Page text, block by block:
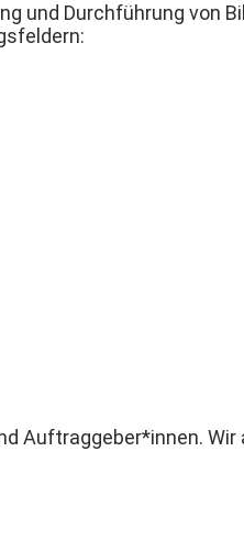
und Durchführung von
Auftraggeber*innen.